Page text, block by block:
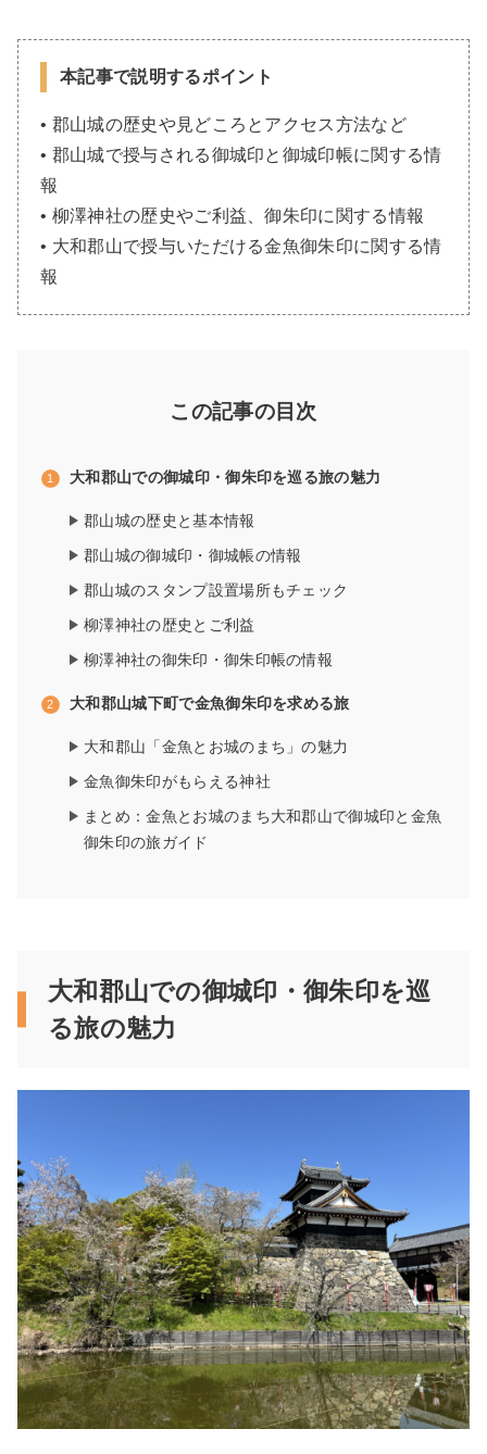
本記事で説明するポイント
• 郡山城の歴史や見どころとアクセス方法など
• 郡山城で授与される御城印と御城印帳に関する情
報
• 柳澤神社の歴史やご利益、御朱印に関する情報
• 大和郡山で授与いただける金魚御朱印に関する情
報
この記事の目次
大和郡山での御城印・御朱印を巡る旅の魅力
郡山城の歴史と基本情報
郡山城の御城印・御城帳の情報
郡山城のスタンプ設置場所もチェック
柳澤神社の歴史とご利益
柳澤神社の御朱印・御朱印帳の情報
大和郡山城下町で金魚御朱印を求める旅
大和郡山「金魚とお城のまち」の魅力
金魚御朱印がもらえる神社
まとめ：金魚とお城のまち大和郡山で御城印と金魚
御朱印の旅ガイド
大和郡山での御城印・御朱印を巡
る旅の魅力